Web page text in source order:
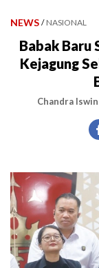
NEWS / NASIONAL
Babak Baru
Kejagung
Chandra